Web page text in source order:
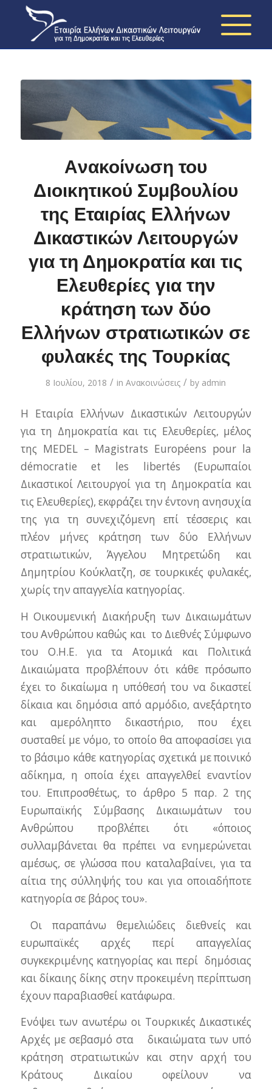
Aνακοίνωση του
Διοικητικού Συμβουλίου
της Εταιρίας Ελλήνων
Δικαστικών Λειτουργών
για τη Δημοκρατία και τις
Ελευθερίες για την
κράτηση των δύο
Ελλήνων στρατιωτικών σε
φυλακές της Τουρκίας
8 Ιουλίου, 2018 / inΑνακοινώσεις / by admin
Η Εταιρία Ελλήνων Δικαστικών Λειτουργών
για τη Δημοκρατία και τις Ελευθερίες, μέλος
της MEDEL – Magistrats Européens pour la
démocratie et les libertés (Ευρωπαίοι
Δικαστικοί Λειτουργοί για τη Δημοκρατία και
τις Ελευθερίες), εκφράζει την έντονη ανησυχία
της για τη συνεχιζόμενη επί τέσσερις και
πλέον μήνες κράτηση των δύο Ελλήνων
στρατιωτικών, Άγγελου Μητρετώδη και
Δημητρίου Κούκλατζη, σε τουρκικές φυλακές,
χωρίς την απαγγελία κατηγορίας.
Η Οικουμενική Διακήρυξη των Δικαιωμάτων
του Ανθρώπου καθώς και το Διεθνές Σύμφωνο
του Ο.Η.Ε. για τα Ατομικά και Πολιτικά
Δικαιώματα προβλέπουν ότι κάθε πρόσωπο
έχει το δικαίωμα η υπόθεσή του να δικαστεί
δίκαια και δημόσια από αρμόδιο, ανεξάρτητο
και αμερόληπτο δικαστήριο, που έχει
συσταθεί με νόμο, το οποίο θα αποφασίσει για
το βάσιμο κάθε κατηγορίας σχετικά με ποινικό
αδίκημα, η οποία έχει απαγγελθεί εναντίον
του. Επιπροσθέτως, το άρθρο 5 παρ. 2 της
Ευρωπαϊκής Σύμβασης Δικαιωμάτων του
Ανθρώπου προβλέπει ότι «όποιος
συλλαμβάνεται θα πρέπει να ενημερώνεται
αμέσως, σε γλώσσα που καταλαβαίνει, για τα
αίτια της σύλληψής του και για οποιαδήποτε
κατηγορία σε βάρος του».
Οι παραπάνω θεμελιώδεις διεθνείς και
ευρωπαϊκές αρχές περί απαγγελίας
συγκεκριμένης κατηγορίας και περί δημόσιας
και δίκαιης δίκης στην προκειμένη περίπτωση
έχουν παραβιασθεί κατάφωρα.
Ενόψει των ανωτέρω οι Τουρκικές Δικαστικές
Αρχές με σεβασμό στα δικαιώματα των υπό
κράτηση στρατιωτικών και στην αρχή του
Κράτους Δικαίου οφείλουν να